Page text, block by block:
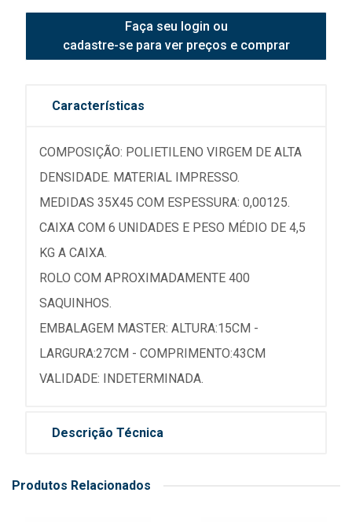
Faça seu login ou
cadastre-se para ver preços e comprar
Características
COMPOSIÇÃO: POLIETILENO VIRGEM DE ALTA
DENSIDADE. MATERIAL IMPRESSO.
MEDIDAS 35X45 COM ESPESSURA: 0,00125.
CAIXA COM 6 UNIDADES E PESO MÉDIO DE 4,5
KG A CAIXA.
ROLO COM APROXIMADAMENTE 400
SAQUINHOS.
EMBALAGEM MASTER: ALTURA:15CM -
LARGURA:27CM - COMPRIMENTO:43CM
VALIDADE: INDETERMINADA.
Descrição Técnica
Produtos Relacionados